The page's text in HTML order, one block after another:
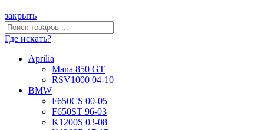
закрыть
Где искать?
Aprilia
Mana 850 GT
RSV1000 04-10
BMW
F650CS 00-05
F650ST 96-03
K1200S 03-08